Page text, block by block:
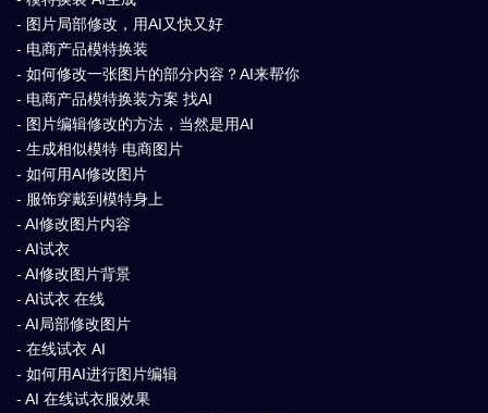
- 图片局部修改，用AI又快又好
- 电商产品模特换装
- 如何修改一张图片的部分内容？AI来帮你
- 电商产品模特换装方案 找AI
- 图片编辑修改的方法，当然是用AI
- 生成相似模特 电商图片
- 如何用AI修改图片
- 服饰穿戴到模特身上
- AI修改图片内容
- AI试衣
- AI修改图片背景
- AI试衣 在线
- AI局部修改图片
- 在线试衣 AI
- 如何用AI进行图片编辑
- AI 在线试衣服效果